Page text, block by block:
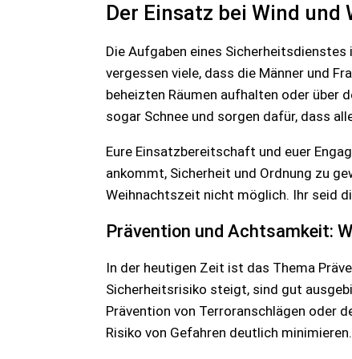
Der Einsatz bei Wind und
Die Aufgaben eines
vergessen viele, dass die Männer und
beheizten Räumen aufhalten oder über
sogar Schnee und sorgen dafür, dass
Eure Einsatzbereitschaft und euer
ankommt, Sicherheit und Ordnung zu
Weihnachtszeit nicht möglich. Ihr seid
Prävention und Achtsamkeit:
In der heutigen Zeit ist das Thema
Sicherheitsrisiko steigt, sind gut
Prävention von Terroranschlägen oder
Risiko von Gefahren deutlich minimieren.